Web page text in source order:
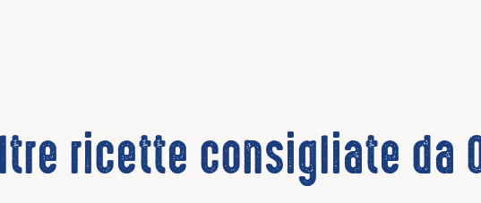
ricette consigliate da